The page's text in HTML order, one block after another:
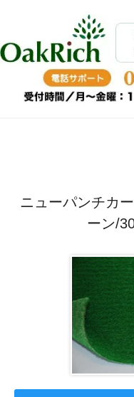
ニューパンチカ
ーン/